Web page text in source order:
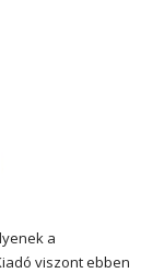
a
viszont ebben